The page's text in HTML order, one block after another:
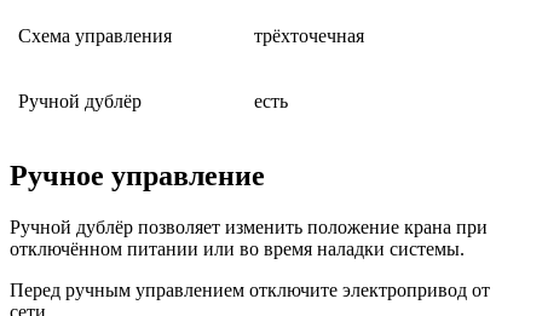
Схема управления трёхточечная
Ручной дублёр есть
Ручное управление
Ручной дублёр позволяет изменить положение крана при
отключённом питании или во время наладки системы.
Перед ручным управлением отключите электропривод от